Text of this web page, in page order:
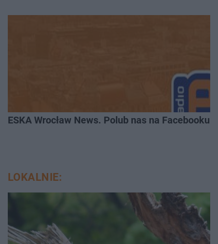
ESKA Wrocław News. Polub nas na Facebooku!
LOKALNIE: